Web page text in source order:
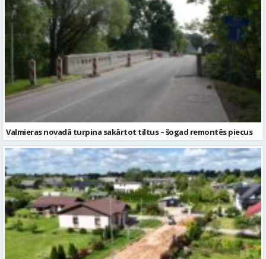
Valmieras novadā turpina sakārtot tiltus – šogad remontēs piecus